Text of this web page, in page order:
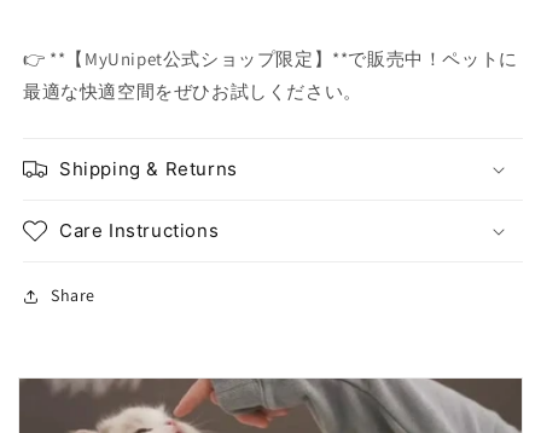
👉 **【MyUnipet公式ショップ限定】**で販売中！ペットに
最適な快適空間をぜひお試しください。
Shipping & Returns
Care Instructions
Share